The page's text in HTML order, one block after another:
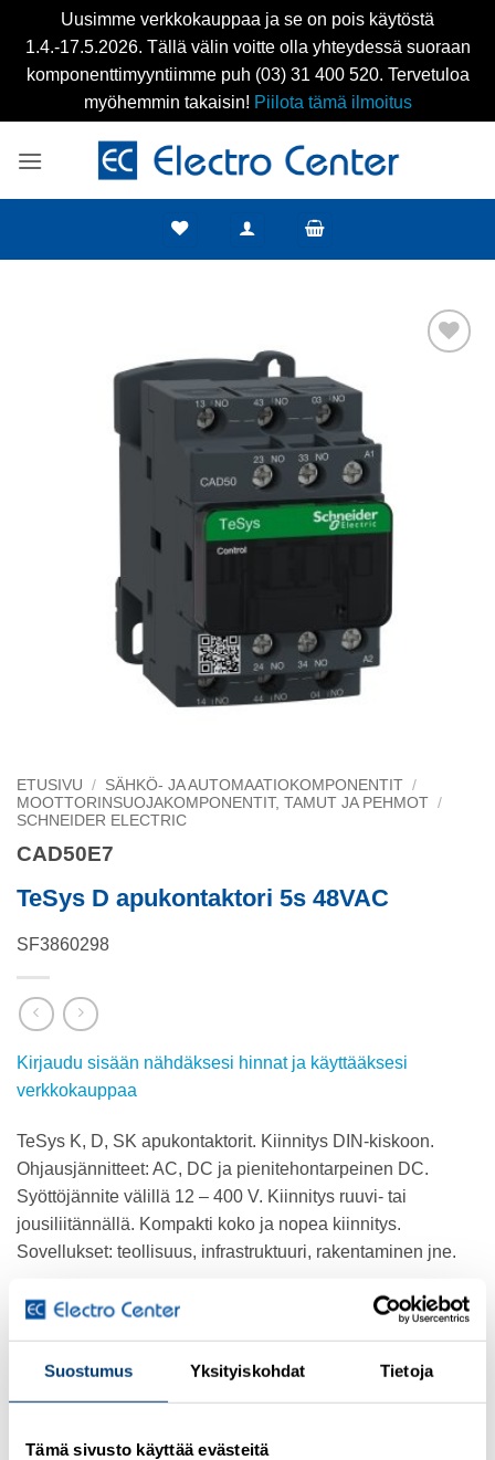
Suostumus Yksityiskohdat Tietoja
Tämä sivusto käyttää evästeitä
Uusimme verkkokauppaa ja se on pois käytöstä
1.4.-17.5.2026. Tällä välin voitte olla yhteydessä suoraan
komponenttimyyntiimme puh (03) 31 400 520. Tervetuloa
myöhemmin takaisin! Piilota tämä ilmoitus
ETUSIVU / SÄHKÖ- JA AUTOMAATIOKOMPONENTIT /
MOOTTORINSUOJAKOMPONENTIT, TAMUT JA PEHMOT /
SCHNEIDER ELECTRIC
CAD50E7
TeSys D apukontaktori 5s 48VAC
SF3860298
Kirjaudu sisään nähdäksesi hinnat ja käyttääksesi
verkkokauppaa
TeSys K, D, SK apukontaktorit. Kiinnitys DIN-kiskoon.
Ohjausjännitteet: AC, DC ja pienitehontarpeinen DC.
Syöttöjännite välillä 12 – 400 V. Kiinnitys ruuvi- tai
jousiliitännällä. Kompakti koko ja nopea kiinnitys.
Sovellukset: teollisuus, infrastruktuuri, rakentaminen jne.
Lisätietoja tuotteesta